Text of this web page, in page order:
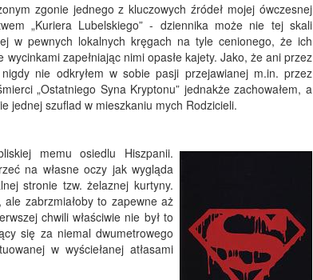
zgonie jednego z kluczowych źródeł mojej ówczesnej
„Kuriera Lubelskiego” - dziennika może nie tej skali
w pewnych lokalnych kręgach na tyle cenionego, że ich
zapełniając nimi opasłe kajety. Jako, że ani przez
nie odkryłem w sobie pasji przejawianej m.in. przez
„Ostatniego Syna Kryptonu” jednakże zachowałem, a
jednej szuflad w mieszkaniu mych Rodzicieli.
memu osiedlu Hiszpanii.
na własne oczy jak wygląda
stronie tzw. żelaznej kurtyny.
ale zabrzmiałoby to zapewne aż
chwili właściwie nie był to
się za niemal dwumetrowego
w wyściełanej atłasami